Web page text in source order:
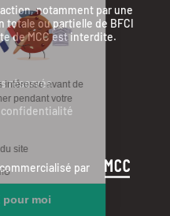
notamment par une
ou partielle de BFCI
de MCC est interdite.
réservés
par
ce site vous intéresse avant de
accompagner pendant votre
d'utilisation du site
par
OK pour moi